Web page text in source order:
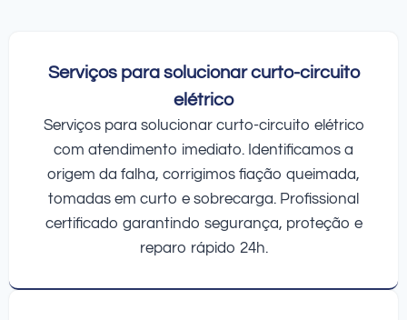
Serviços para solucionar curto-circuito
elétrico
Serviços para solucionar curto-circuito elétrico
com atendimento imediato. Identificamos a
origem da falha, corrigimos fiação queimada,
tomadas em curto e sobrecarga. Profissional
certificado garantindo segurança, proteção e
reparo rápido 24h.